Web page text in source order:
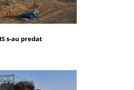
s-au predat